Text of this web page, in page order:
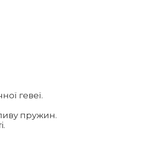
гевеї.
пружин.